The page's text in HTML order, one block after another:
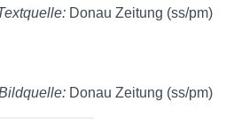
Donau Zeitung (ss/pm)
Donau Zeitung (ss/pm)